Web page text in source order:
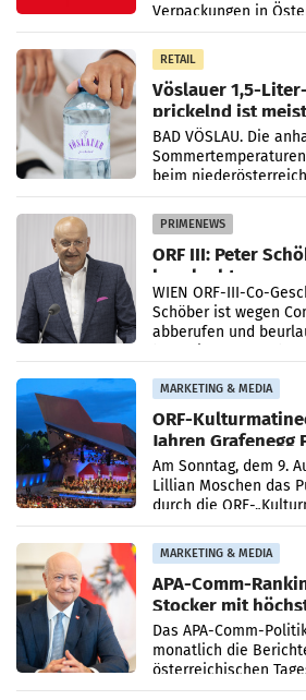
Verpackungen in
Mittelpunkt des
Gestaltungselemente
RETAIL
Vöslauer 1,5-
prickelnd ist
Österreichs
BAD VÖSLAU. Die
beim
Getränkehersteller
Absatzzuwächsen
PRIMENEWS
ORF III: Peter
beurlaubt
WIEN ORF-III-Co-
Schöber ist wegen
abberufen und
MARKETING & MEDIA
ORF-
Jahren Grafenegg
Simonischek
Am Sonntag, dem 9.
Lillian Moschen das
durch die ORF-
startet mit der
Grafenegg
MARKETING & MEDIA
APA-Comm-
Stocker mit
im Juli
Das APA-Comm-
monatlich die
österreichischen
analysiert, welche